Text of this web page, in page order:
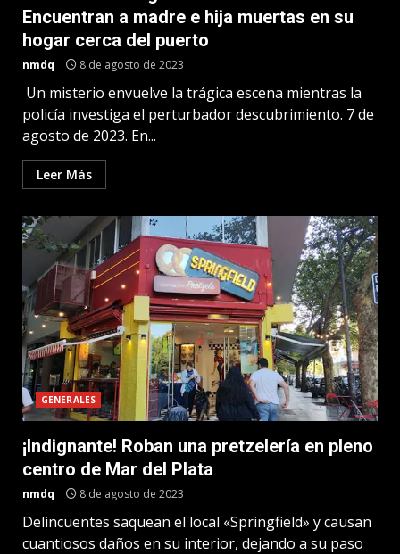
Encuentran a madre e hija muertas en su
hogar cerca del puerto
nmdq 8 de agosto de 2023
Un misterio envuelve la trágica escena mientras la
policía investiga el perturbador descubrimiento. 7 de
agosto de 2023. En...
Leer Más
GENERALES
¡Indignante! Roban una pretzelería en pleno
centro de Mar del Plata
nmdq 8 de agosto de 2023
Delincuentes saquean el local «Springfield» y causan
cuantiosos daños en su interior, dejando a su paso